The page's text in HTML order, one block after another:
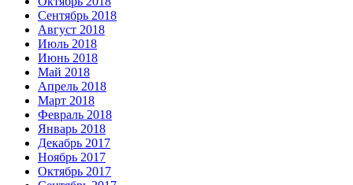
Сентябрь 2018
Август 2018
Июль 2018
Июнь 2018
Май 2018
Апрель 2018
Март 2018
Февраль 2018
Январь 2018
Декабрь 2017
Ноябрь 2017
Октябрь 2017